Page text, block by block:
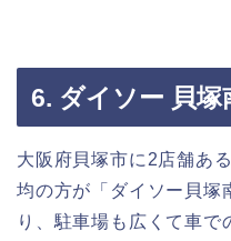
6. ダイソー 貝塚
大阪府貝塚市に2店舗あ
均の方が「ダイソー貝塚
り、駐車場も広くて車で